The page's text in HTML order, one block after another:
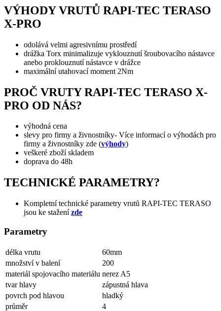
VÝHODY VRUTŮ RAPI-TEC TERASO
X-PRO
odolává velmi agresivnímu prostředí
drážka Torx minimalizuje vyklouznutí šroubovacího nástavce
anebo proklouznutí nástavce v drážce
maximální utahovací moment 2Nm
PROČ VRUTY RAPI-TEC TERASO X-
PRO OD NÁS?
výhodná cena
slevy pro firmy a živnostníky- Více informací o výhodách pro
firmy a živnostníky zde (výhody)
veškeré zboží skladem
doprava do 48h
TECHNICKÉ PARAMETRY?
Kompletní technické parametry vrutů RAPI-TEC TERASO
jsou ke staženízde
Parametry
délka vrutu
60mm
množství v balení
200
materiál spojovacího materiálu nerez A5
tvar hlavy
zápustná hlava
povrch pod hlavou
hladký
průměr
4